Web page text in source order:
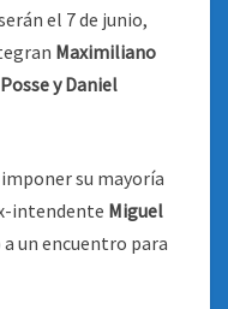
el 7 de junio,
Maximiliano
y Daniel
su mayoría
intendente Miguel
un encuentro para